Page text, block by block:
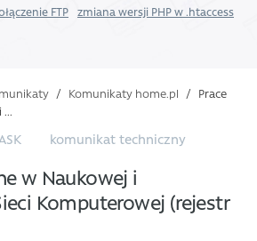
FTP zmiana wersji PHP w .htaccess
/ Komunikaty home.pl / Prace
komunikat techniczny
w Naukowej i
Komputerowej (rejestr